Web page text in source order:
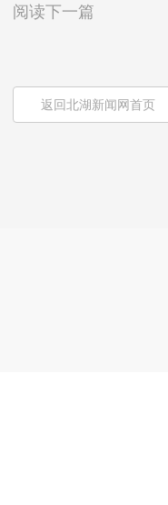
阅读下一篇
返回北湖新闻网首页